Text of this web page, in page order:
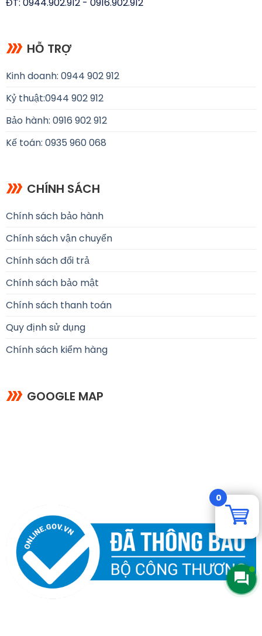
HỖ TRỢ
Kinh doanh: 0944 902 912
Kỷ thuật:0944 902 912
Bảo hành: 0916 902 912
Kế toán: 0935 960 068
CHÍNH SÁCH
Chính sách bảo hành
Chính sách vận chuyển
Chính sách đổi trả
Chính sách bảo mật
Chính sách thanh toán
Quy định sử dụng
Chính sách kiểm hàng
GOOGLE MAP
0